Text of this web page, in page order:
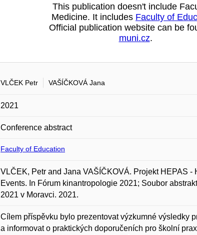
This publication doesn't include
Medicine. It includes Faculty of
Official publication website can be
muni.cz.
VLČEK Petr VAŠÍČKOVÁ Jana
2021
Conference abstract
Faculty of Education
VLČEK, Petr and Jana VAŠÍČKOVÁ. Projekt HEPAS
Events. In Fórum kinantropologie 2021; Soubor
2021 v Moravci. 2021.
Cílem příspěvku bylo prezentovat výzkumné výsledky
a informovat o praktických doporučeních pro školní